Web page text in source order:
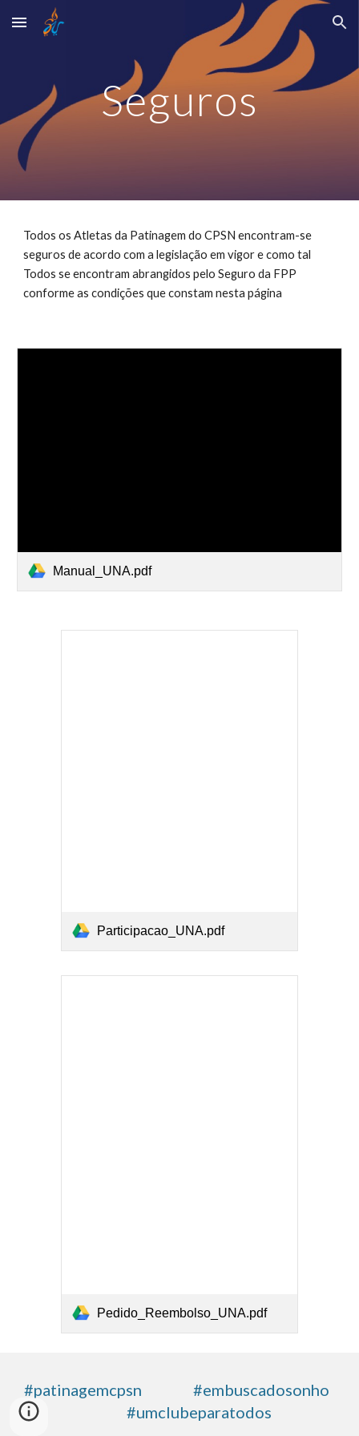
Skip to main content Skip to navigation
Seguros
Todos os Atletas da Patinagem do CPSN encontram-se
seguros de acordo com a legislação em vigor e como tal
Todos se encontram abrangidos pelo Seguro da FPP
conforme as condições que constam nesta página
Manual_UNA.pdf
Participacao_UNA.pdf
Pedido_Reembolso_UNA.pdf
#patinagemcpsn #embuscadosonho
#umclubeparatodos